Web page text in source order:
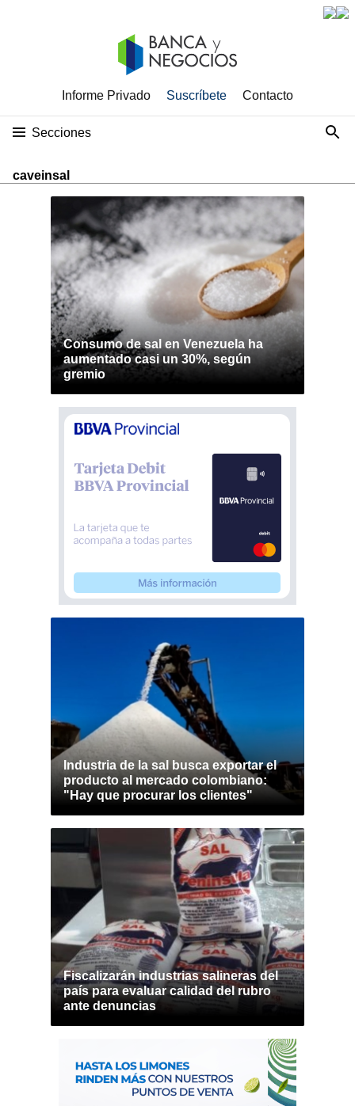
Informe Privado Suscríbete Contacto
Secciones
caveinsal
Consumo de sal en Venezuela ha
aumentado casi un 30%, según
gremio
Industria de la sal busca exportar el
producto al mercado colombiano:
"Hay que procurar los clientes"
Fiscalizarán industrias salineras del
país para evaluar calidad del rubro
ante denuncias